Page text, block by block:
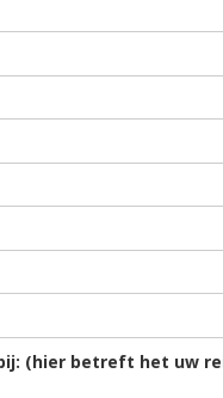
(hier betreft het uw